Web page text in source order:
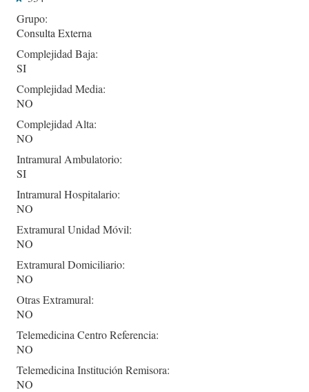
Grupo:
Consulta Externa
Complejidad Baja:
SI
Complejidad Media:
NO
Complejidad Alta:
NO
Intramural Ambulatorio:
SI
Intramural Hospitalario:
NO
Extramural Unidad Móvil:
NO
Extramural Domiciliario:
NO
Otras Extramural:
NO
Telemedicina Centro Referencia:
NO
Telemedicina Institución Remisora:
NO